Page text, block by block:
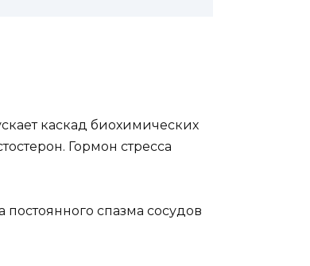
каскад биохимических
Гормон стресса
спазма сосудов